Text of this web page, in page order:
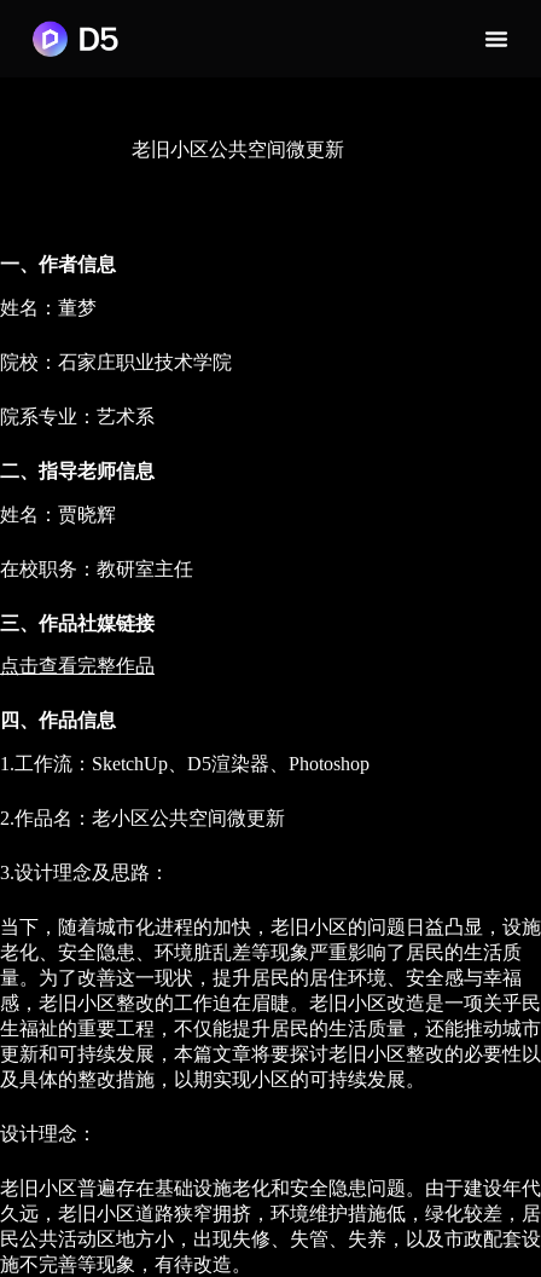
老旧小区公共空间微更新
一、作者信息
姓名：董梦
院校：石家庄职业技术学院
院系专业：艺术系
二、指导老师信息
姓名：贾晓辉
在校职务：教研室主任
三、作品社媒链接
点击查看完整作品
四、作品信息
1.工作流：SketchUp、D5渲染器、Photoshop
2.作品名：老小区公共空间微更新
3.设计理念及思路：
当下，随着城市化进程的加快，老旧小区的问题日益凸显，设施
老化、安全隐患、环境脏乱差等现象严重影响了居民的生活质
量。为了改善这一现状，提升居民的居住环境、安全感与幸福
感，老旧小区整改的工作迫在眉睫。老旧小区改造是一项关乎民
生福祉的重要工程，不仅能提升居民的生活质量，还能推动城市
更新和可持续发展，本篇文章将要探讨老旧小区整改的必要性以
及具体的整改措施，以期实现小区的可持续发展。
设计理念：
老旧小区普遍存在基础设施老化和安全隐患问题。由于建设年代
久远，老旧小区道路狭窄拥挤，环境维护措施低，绿化较差，居
民公共活动区地方小，出现失修、失管、失养，以及市政配套设
施不完善等现象，有待改造。